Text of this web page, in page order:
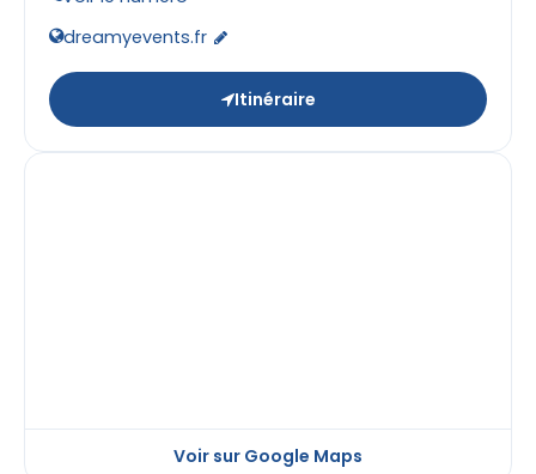
dreamyevents.fr
Itinéraire
Voir sur Google Maps